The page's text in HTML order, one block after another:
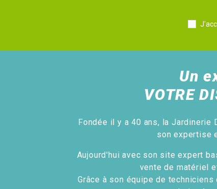
Un
VOTRE
Fondée il y a 40 ans, la
son expertise
Aujourd'hui avec son site expert
vente de matériel
Grâce à son équipe de